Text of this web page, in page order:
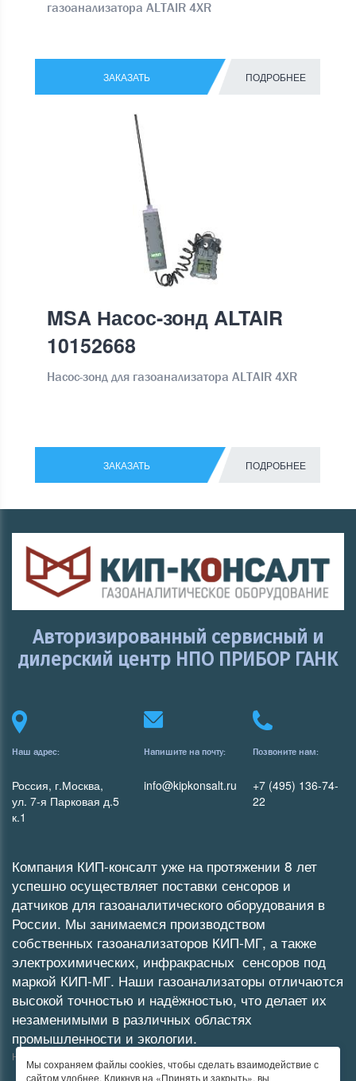
газоанализатора ALTAIR 4XR
ЗАКАЗАТЬ ПОДРОБНЕЕ
MSA Насос-зонд ALTAIR
10152668
Насос-зонд для газоанализатора ALTAIR 4XR
ЗАКАЗАТЬ ПОДРОБНЕЕ
Авторизированный сервисный и
дилерский центр НПО ПРИБОР ГАНК
Компания КИП-консалт уже на протяжении 8 лет
успешно осуществляет поставки сенсоров и
датчиков для газоаналитического оборудования в
России. Мы занимаемся производством
собственных газоанализаторов КИП-МГ, а также
электрохимических, инфракрасных сенсоров под
маркой КИП-МГ. Наши газоанализаторы отличаются
высокой точностью и надёжностью, что делает их
незаменимыми в различных областях
промышленности и экологии.
Не является публичной офертой
Наш адрес:
Россия, г.Москва,
ул. 7-я Парковая д.5
к.1
Напишите на почту:
info@kipkonsalt.ru
Позвоните нам:
+7 (495) 136-74-
22
Мы сохраняем файлы cookies, чтобы сделать взаимодействие с
сайтом удобнее. Кликнув на «Принять и закрыть», вы